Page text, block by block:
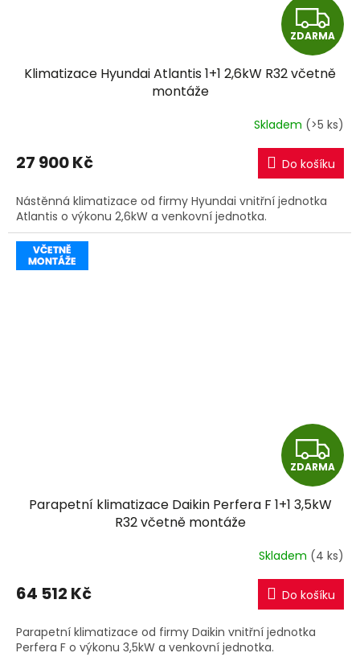
Z
D
A
R
M
A
ZDARMA
Klimatizace Hyundai Atlantis 1+1 2,6kW R32 včetně
montáže
Skladem (>5 ks)
27 900 Kč Do košíku
Nástěnná klimatizace od firmy Hyundai vnitřní jednotka
Atlantis o výkonu 2,6kW a venkovní jednotka.
Z
D
A
R
M
A
ZDARMA
Parapetní klimatizace Daikin Perfera F 1+1 3,5kW
R32 včetně montáže
Skladem (4 ks)
64 512 Kč Do košíku
Parapetní klimatizace od firmy Daikin vnitřní jednotka
Perfera F o výkonu 3,5kW a venkovní jednotka.